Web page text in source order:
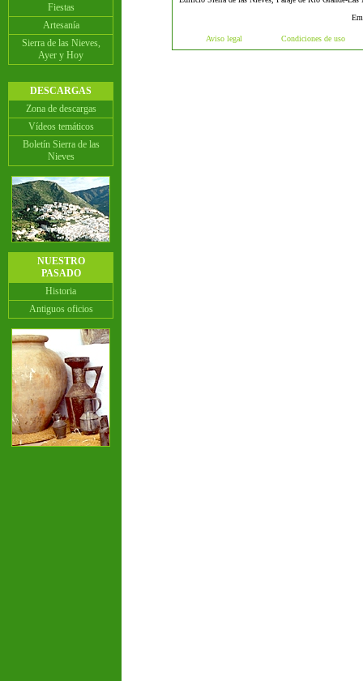
Fiestas
Artesanía
Sierra de las Nieves,
Ayer y Hoy
DESCARGAS
Zona de descargas
Vídeos temáticos
Boletín Sierra de las
Nieves
NUESTRO
PASADO
Historia
Antiguos oficios
Aviso legal Condiciones de uso